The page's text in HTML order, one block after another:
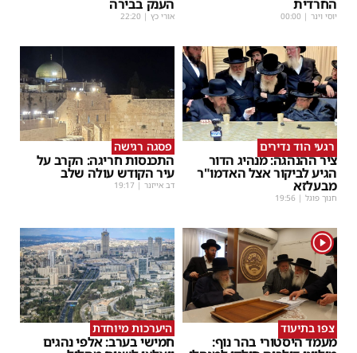
החרדית
יוסי וינר |
00:00
הענק בבירה
אורי כץ |
22:20
רגעי הוד נדירים
ציר ההנהגה: מנהיג הדור
הגיע לביקור אצל האדמו"ר
מבעלזא
חנוך פוגל |
19:56
פסגה רגישה
התכנסות חריגה: הקרב על
עיר הקודש עולה שלב
דב אייזנר |
19:17
1
צפו בתיעוד
מעמד היסטורי בהר נוף:
היערכות מיוחדת
חמישי בערב: אלפי נהגים